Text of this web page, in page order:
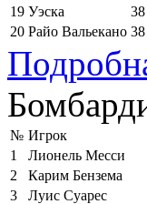
19 Уэска 38
20 Райо Вальекано 38
№ Игрок
1
Лионель Месси
2
Карим Бензема
3
Луис Суарес